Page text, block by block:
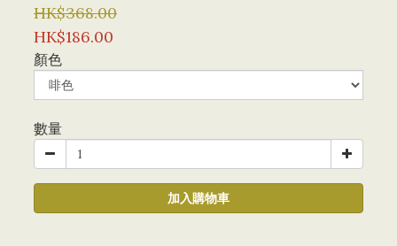
HK$368.00
HK$186.00
顏色
數量
加入購物車